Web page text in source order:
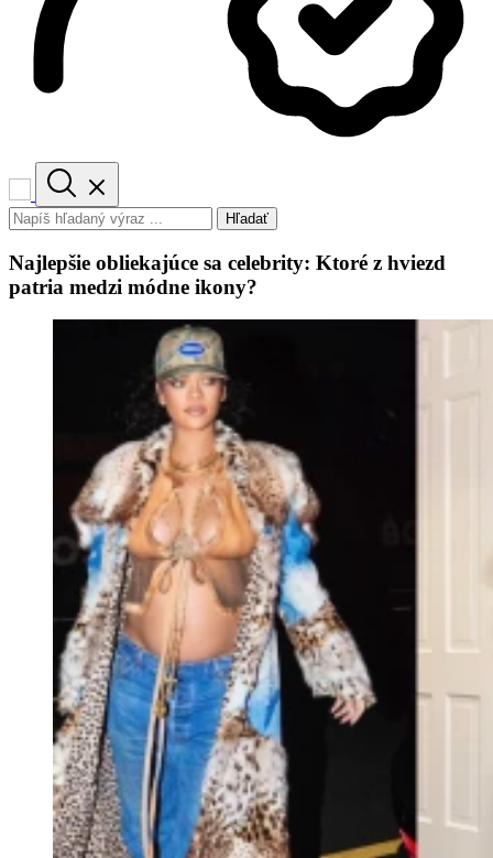
Hľadať
Najlepšie obliekajúce sa celebrity: Ktoré z hviezd
patria medzi módne ikony?